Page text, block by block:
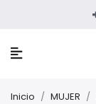
Inicio / MUJER /